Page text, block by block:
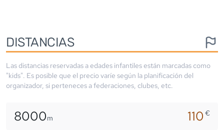
DISTANCIAS
Las distancias reservadas a edades infantiles están marcadas como
"kids". Es posible que el precio varíe según la planificación del
organizador, si perteneces a federaciones, clubes, etc.
8000m 110€